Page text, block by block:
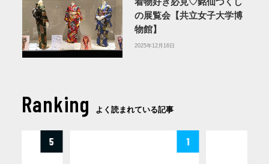
着物好き必見♡銘仙づくし
の展覧会【共立女子大学博
物館】
2025年12月16日
Ranking よく読まれている記事
5 1